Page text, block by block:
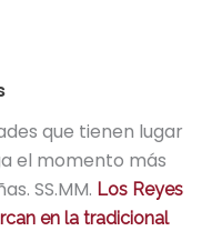
que tienen lugar
el momento más
SS.MM. Los Reyes
en la tradicional